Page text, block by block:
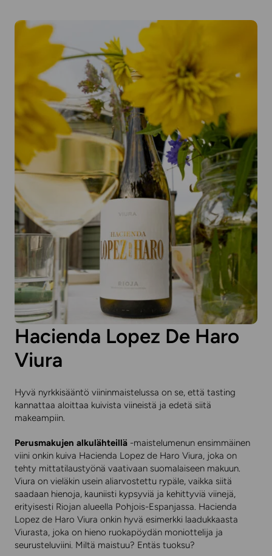
Hacienda Lopez De Haro
Viura
Hyvä nyrkkisääntö viininmaistelussa on se, että tasting
kannattaa aloittaa kuivista viineistä ja edetä siitä
makeampiin.
Perusmakujen alkulähteillä -maistelumenun ensimmäinen
viini onkin kuiva Hacienda Lopez de Haro Viura, joka on
tehty mittatilaustyönä vaativaan suomalaiseen makuun.
Viura on vieläkin usein aliarvostettu rypäle, vaikka siitä
saadaan hienoja, kauniisti kypsyviä ja kehittyviä viinejä,
erityisesti Riojan alueella Pohjois-Espanjassa. Hacienda
Lopez de Haro Viura onkin hyvä esimerkki laadukkaasta
Viurasta, joka on hieno ruokapöydän moniottelija ja
seurusteluviini. Miltä maistuu? Entäs tuoksu?